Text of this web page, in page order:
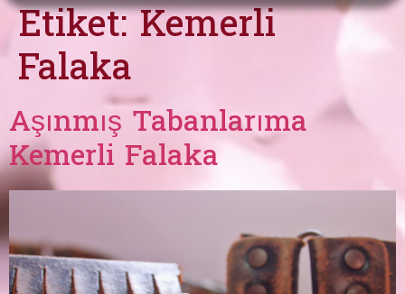
Etiket:Kemerli
Falaka
Aşınmış Tabanlarıma
Kemerli Falaka